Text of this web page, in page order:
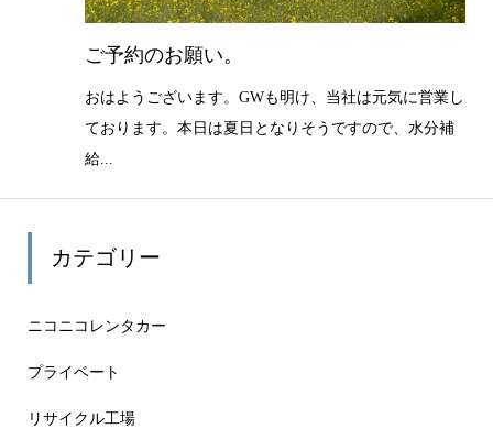
ご予約のお願い。
おはようございます。GWも明け、当社は元気に営業し
ております。本日は夏日となりそうですので、水分補
給...
カテゴリー
ニコニコレンタカー
プライベート
リサイクル工場